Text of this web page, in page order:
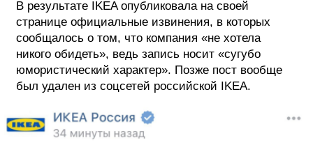
В результате IKEA опубликовала на своей
странице официальные извинения, в которых
сообщалось о том, что компания «не хотела
никого обидеть», ведь запись носит «сугубо
юмористический характер». Позже пост вообще
был удален из соцсетей российской IKEA.